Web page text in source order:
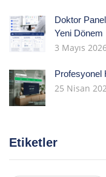
Doktor
Yeni Dönem
3 Mayıs
Profesyonel
25 Nisan
Etiketler